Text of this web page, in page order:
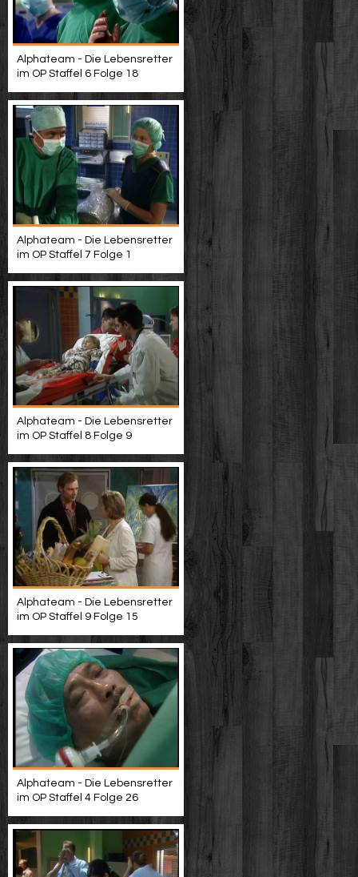
Alphateam - Die Lebensretter
im OP Staffel 6 Folge 18
Alphateam - Die Lebensretter
im OP Staffel 7 Folge 1
Alphateam - Die Lebensretter
im OP Staffel 8 Folge 9
Alphateam - Die Lebensretter
im OP Staffel 9 Folge 15
Alphateam - Die Lebensretter
im OP Staffel 4 Folge 26